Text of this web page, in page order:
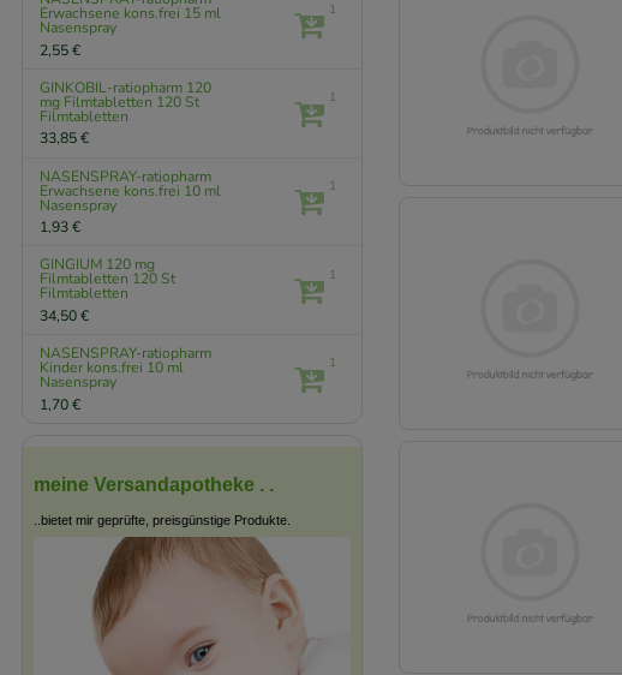
Erwachsene kons.frei 15 ml
Nasenspray
2,55 €
1
GINKOBIL-ratiopharm 120
mg Filmtabletten 120 St
Filmtabletten
33,85 €
1
NASENSPRAY-ratiopharm
Erwachsene kons.frei 10 ml
Nasenspray
1,93 €
1
GINGIUM 120 mg
Filmtabletten 120 St
Filmtabletten
34,50 €
1
NASENSPRAY-ratiopharm
Kinder kons.frei 10 ml
Nasenspray
1,70 €
1
meine Versandapotheke . .
..bietet mir geprüfte, preisgünstige Produkte.